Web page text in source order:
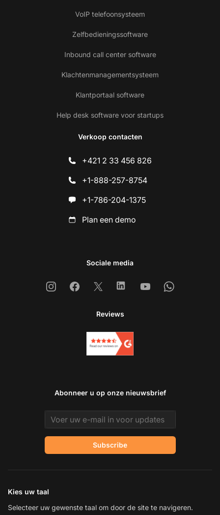
VoIP telefoonsysteem
Zelfbedieningssoftware
Inbound call center software
Klachtenmanagementsysteem
Klantportaal software
Help desk software voor startups
Verkoop contacten
+421 2 33 456 826
+1-888-257-8754
+1-786-204-1375
Plan een demo
Sociale media
InstagramFacebook
X LinkedinYoutubeWhatsapp
Reviews
Abonneer u op onze nieuwsbrief
Email address
Subscribe
Kies uw taal
Selecteer uw gewenste taal om door de site te navigeren.